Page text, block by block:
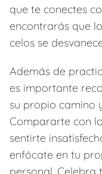
que te conectes
encontrarás que
celos se
Además de
es importante
su propio camino
Compararte con
sentirte
enfócate en tu